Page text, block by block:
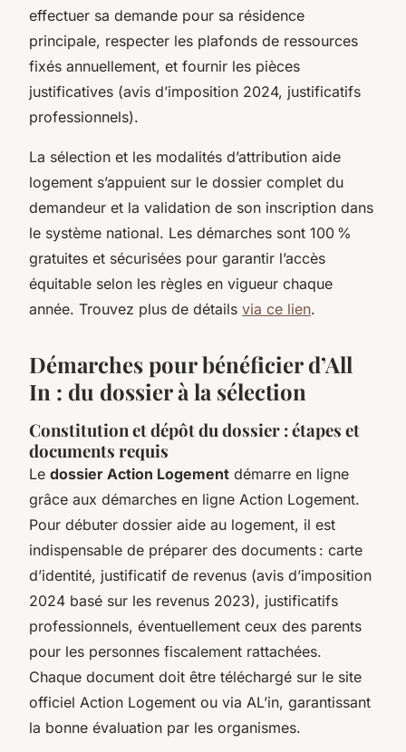
effectuer sa demande pour sa résidence
principale, respecter les plafonds de ressources
fixés annuellement, et fournir les pièces
justificatives (avis d’imposition 2024, justificatifs
professionnels).
La sélection et les modalités d’attribution aide
logement s’appuient sur le dossier complet du
demandeur et la validation de son inscription dans
le système national. Les démarches sont 100 %
gratuites et sécurisées pour garantir l’accès
équitable selon les règles en vigueur chaque
année. Trouvez plus de détails via ce lien.
Démarches pour bénéficier d’All
In : du dossier à la sélection
Constitution et dépôt du dossier : étapes et
documents requis
Le dossier Action Logement démarre en ligne
grâce aux démarches en ligne Action Logement.
Pour débuter dossier aide au logement, il est
indispensable de préparer des documents : carte
d’identité, justificatif de revenus (avis d’imposition
2024 basé sur les revenus 2023), justificatifs
professionnels, éventuellement ceux des parents
pour les personnes fiscalement rattachées.
Chaque document doit être téléchargé sur le site
officiel Action Logement ou via AL’in, garantissant
la bonne évaluation par les organismes.